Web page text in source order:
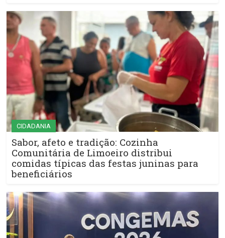
CIDADANIA
Sabor, afeto e tradição: Cozinha
Comunitária de Limoeiro distribui
comidas típicas das festas juninas para
beneficiários